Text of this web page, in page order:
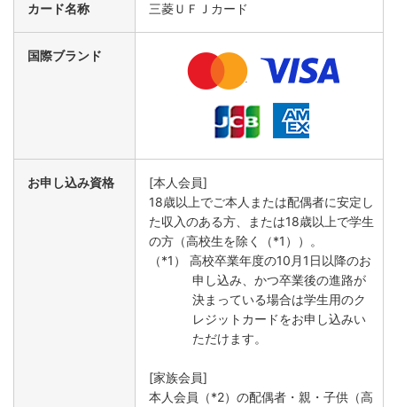
カード名称 三菱ＵＦＪカード
国際ブランド
お申し込み資格
[本人会員]
18歳以上でご本人または配偶者に安定し
た収入のある方、または18歳以上で学生
の方（高校生を除く（*1））。
（*1） 高校卒業年度の10月1日以降のお
申し込み、かつ卒業後の進路が
決まっている場合は学生用のク
レジットカードをお申し込みい
ただけます。
[家族会員]
本人会員（*2）の配偶者・親・子供（高